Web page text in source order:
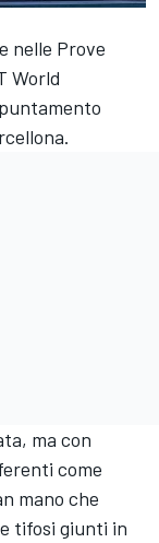
nelle Prove
World
ma con
come
mano che
tifosi giunti in